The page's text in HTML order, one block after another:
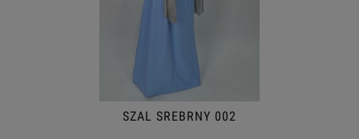
SZAL SREBRNY 002